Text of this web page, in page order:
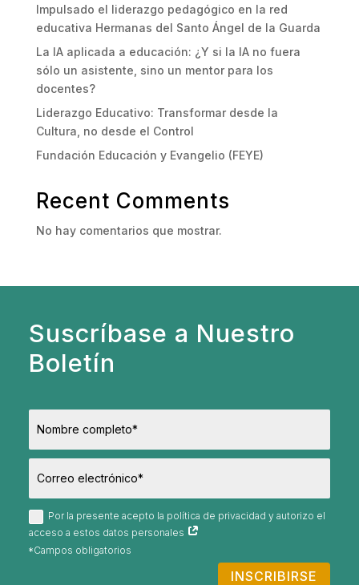
Impulsado el liderazgo pedagógico en la red
educativa Hermanas del Santo Ángel de la Guarda
La IA aplicada a educación: ¿Y si la IA no fuera
sólo un asistente, sino un mentor para los
docentes?
Liderazgo Educativo: Transformar desde la
Cultura, no desde el Control
Fundación Educación y Evangelio (FEYE)
Recent Comments
No hay comentarios que mostrar.
Suscríbase a Nuestro
Boletín
Por la presente acepto la política de privacidad y autorizo el
acceso a estos datos personales
INSCRIBIRSE